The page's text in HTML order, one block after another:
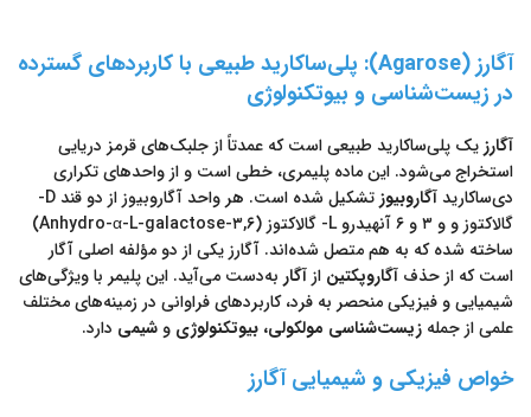
آگارز (Agarose): پلی‌ساکارید طبیعی با کاربردهای گسترده
در زیست‌شناسی و بیوتکنولوژی
آگارز یک پلی‌ساکارید طبیعی است که عمدتاً از جلبک‌های قرمز دریایی
استخراج می‌شود. این ماده پلیمری، خطی است و از واحدهای تکراری
دی‌ساکاریدآگاروبیوز
تشکیل شده است. هر واحد آگاروبیوز از دو قند D-
گالاکتوز و و ۳ و ۶ آنهیدرو L- گالاکتوز (۳,۶-Anhydro-α-L-galactose)
ساخته شده که به هم متصل شده‌اند. آگارز یکی از دو مؤلفه اصلی آگار
است که از حذف آگاروپکتین از آگار به‌دست می‌آید. این پلیمر با ویژگی‌های
شیمیایی و فیزیکی منحصر به فرد، کاربردهای فراوانی در زمینه‌های مختلف
علمی از جمله زیست‌شناسی مولکولی، بیوتکنولوژی و شیمی دارد.
خواص فیزیکی و شیمیایی آگارز